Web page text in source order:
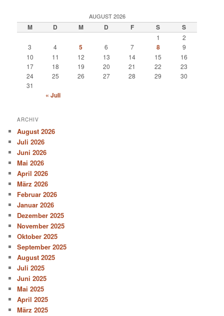
AUGUST 2026
M D M D F S S
1
2
3
4 5 6 7 8
9
10
11 12 13 14 15
16
17
18 19 20 21 22
23
24
25 26 27 28 29
30
31
« Juli
ARCHIV
August 2026
Juli 2026
Juni 2026
Mai 2026
April 2026
März 2026
Februar 2026
Januar 2026
Dezember 2025
November 2025
Oktober 2025
September 2025
August 2025
Juli 2025
Juni 2025
Mai 2025
April 2025
März 2025